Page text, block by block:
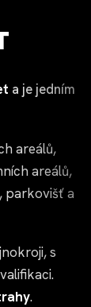
a je jedním
areálů,
areálů,
parkovišť a
s
.